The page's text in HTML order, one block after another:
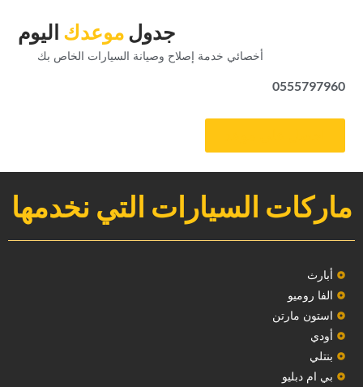
‏جدول‏‏موعدك‏ ‏اليوم‏
‏أخصائي خدمة إصلاح وصيانة السيارات الخاص بك‏
0555797960
ماركات السيارات التي نخدمها
‏أبارث‏
الفا روميو
استون مارتن
أودي
بنتلي
بي ام دبليو